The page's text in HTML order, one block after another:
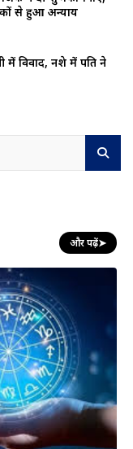
से हुआ अन्याय
में विवाद, नशे में पति ने
और पढ़ें➤